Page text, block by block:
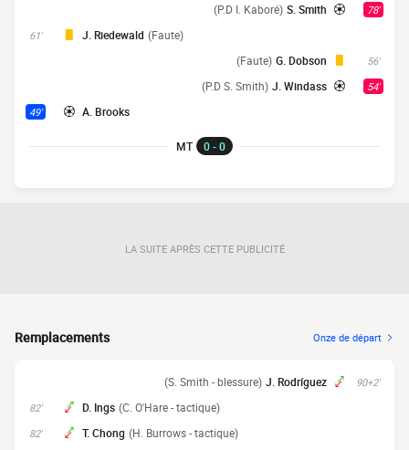
78'
S. Smith
(P.D I. Kaboré)
61' J. Riedewald (Faute)
56'
G. Dobson
(Faute)
54'
J. Windass
(P.D S. Smith)
49' A. Brooks
MT 0 - 0
LA SUITE APRÈS CETTE PUBLICITÉ
Remplacements Onze de départ
90+2'
J. Rodríguez
(S. Smith - blessure)
82' D. Ings (C. O'Hare - tactique)
82' T. Chong (H. Burrows - tactique)